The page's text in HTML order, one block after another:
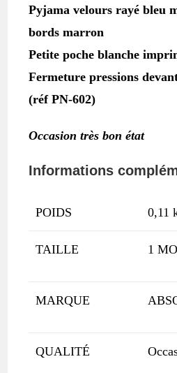
Pyjama velours rayé bleu
bords marron
Petite poche blanche
Fermeture pressions
(réf PN-602)
Occasion très bon état
Informations
POIDS 0,11
TAILLE 1
MARQUE
QUALITÉ